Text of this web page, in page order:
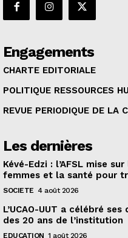
Engagements
CHARTE EDITORIALE
POLITIQUE RESSOURCES
REVUE PERIODIQUE DE LA
Les dernières
Kévé-Edzi : l’AFSL mise
femmes et la santé pour
SOCIETE 4 août 2026
L’UCAO-UUT a célébré
des 20 ans de l’institution
EDUCATION 1 août 2026